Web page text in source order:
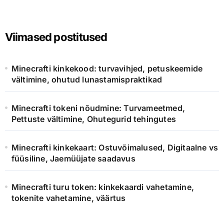
Viimased postitused
Minecrafti kinkekood: turvavihjed, petuskeemide
vältimine, ohutud lunastamispraktikad
Minecrafti tokeni nõudmine: Turvameetmed,
Pettuste vältimine, Ohutegurid tehingutes
Minecrafti kinkekaart: Ostuvõimalused, Digitaalne vs
füüsiline, Jaemüüjate saadavus
Minecrafti turu token: kinkekaardi vahetamine,
tokenite vahetamine, väärtus